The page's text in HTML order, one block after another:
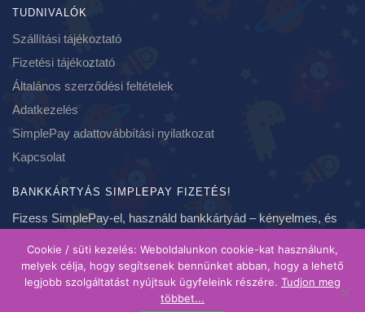
TUDNIVALÓK
Szállítási tájékoztató
Fizetési tájékoztató
Általános szerződési feltételek
Adatkezelés
SimplePay adattovábbítási nyilatkozat
Kapcsolat
BANKKÁRTYÁS SIMPLEPAY FIZETÉS!
Fizess SimplePay-el, használd bankkártyád – kényelmes, és
Copyright 2020-2021 ❤ szundikendo.hu | Created by Brainspot
Cookie / süti kezelés: Weboldalunkon cookie-kat használunk,
melyek célja, hogy segítsenek bennünket abban, hogy a lehető
legjobb szolgáltatást nyújtsuk ügyfeleink részére. Tudjon meg
többet...